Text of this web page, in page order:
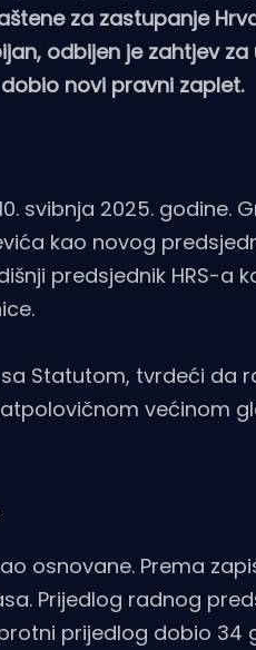
za zastupanje
odbijen je zahtjev
novi pravni zaplet.
svibnja 2025. godine.
kao novog
predsjednik HRS-a
Statutom, tvrdeći da
većinom
osnovane. Prema
Prijedlog radnog
prijedlog dobio 34